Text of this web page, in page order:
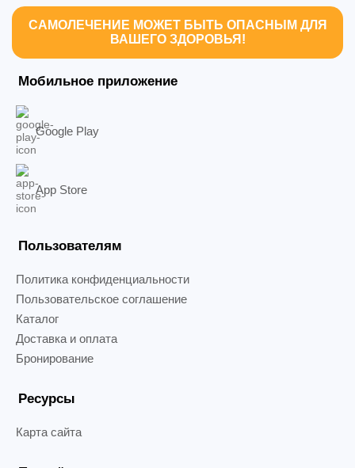
САМОЛЕЧЕНИЕ МОЖЕТ БЫТЬ ОПАСНЫМ ДЛЯ
ВАШЕГО ЗДОРОВЬЯ!
Мобильное приложение
Google Play
App Store
Пользователям
Политика конфиденциальности
Пользовательское соглашение
Каталог
Доставка и оплата
Бронирование
Ресурсы
Карта сайта